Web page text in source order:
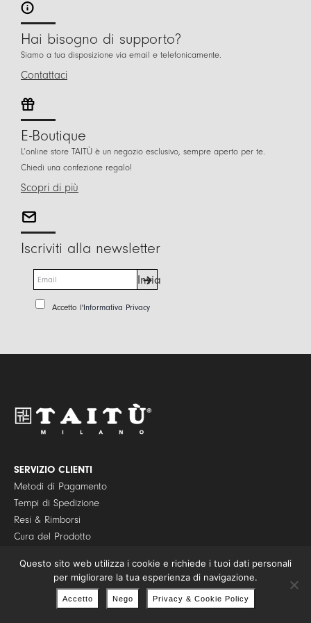
Hai bisogno di supporto?
Siamo a tua disposizione via email e telefonicamente.
Contattaci
E-Boutique
L’online store TAITÙ è un negozio esclusivo, sempre aperto per te.
Chiedi una confezione regalo!
Scopri di più
Iscriviti alla newsletter
m
a
P
o
y
*
Accetto l'Informativa Privacy
Invia
SERVIZIO CLIENTI
Metodi di Pagamento
Tempi di Spedizione
Resi & Rimborsi
Cura del Prodotto
Confezioni Regalo
Questo sito web utilizza i cookie e richiede i tuoi dati personali
per migliorare la tua esperienza di navigazione.
Accetto Nego Privacy & Cookie Policy